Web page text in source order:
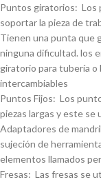
Puntos giratorios: Los
soportar la pieza de
Tienen una punta que
ninguna dificultad. los
giratorio para tuberí­a
intercambiables
Puntos Fijos: Los
piezas largas y este se
Adaptadores de
sujeción de
elementos llamados
Fresas: Las fresas se